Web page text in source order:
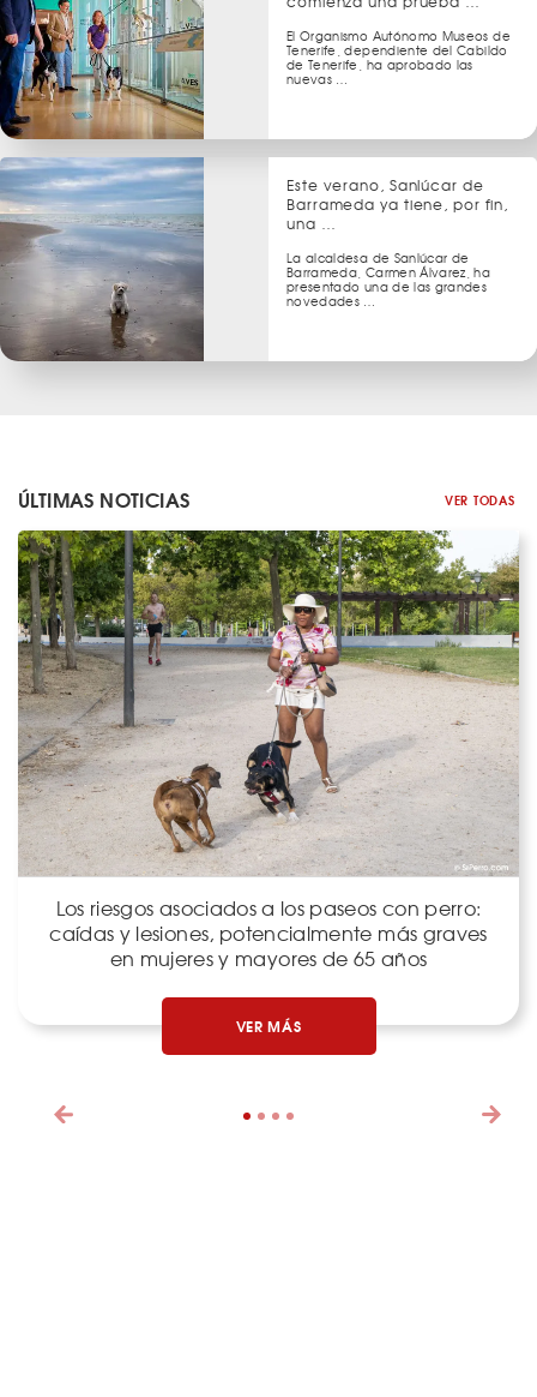
El Organismo Autónomo Museos de
Tenerife, dependiente del Cabildo
de Tenerife, ha aprobado las
nuevas …
Este verano, Sanlúcar de
Barrameda ya tiene, por fin,
una …
La alcaldesa de Sanlúcar de
Barrameda, Carmen Álvarez, ha
presentado una de las grandes
novedades …
ÚLTIMAS NOTICIAS VER TODAS
Los riesgos asociados a los paseos con perro:
caídas y lesiones, potencialmente más graves
en mujeres y mayores de 65 años
VER MÁS